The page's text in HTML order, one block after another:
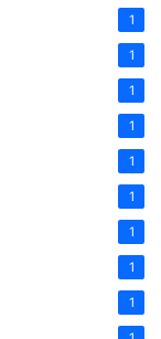
1
1
1
1
1
1
1
1
1